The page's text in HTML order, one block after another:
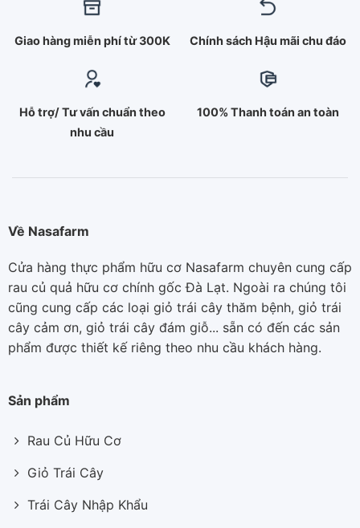
Giao hàng miễn phí từ 300K Chính sách Hậu mãi chu đáo
Hỗ trợ/ Tư vấn chuẩn theo
nhu cầu
100% Thanh toán an toàn
Về Nasafarm
Cửa hàng thực phẩm hữu cơ Nasafarm chuyên cung cấp
rau củ quả hữu cơ chính gốc Đà Lạt. Ngoài ra chúng tôi
cũng cung cấp các loại giỏ trái cây thăm bệnh, giỏ trái
cây cảm ơn, giỏ trái cây đám giỗ... sẵn có đến các sản
phẩm được thiết kế riêng theo nhu cầu khách hàng.
Sản phẩm
Rau Củ Hữu Cơ
Giỏ Trái Cây
Trái Cây Nhập Khẩu